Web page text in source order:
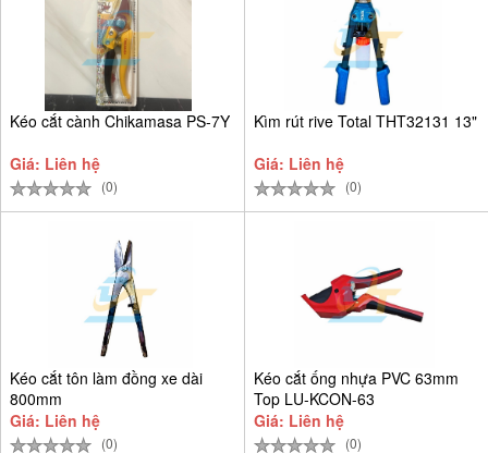
Kéo cắt cành Chikamasa PS-7Y
Giá: Liên hệ
(0)
Kìm rút rive Total THT32131 13"
Giá: Liên hệ
(0)
Kéo cắt tôn làm đồng xe dài
800mm
Giá: Liên hệ
(0)
Kéo cắt ống nhựa PVC 63mm
Top LU-KCON-63
Giá: Liên hệ
(0)